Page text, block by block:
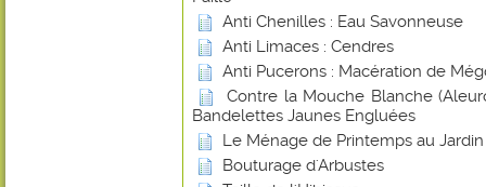
Anti Chenilles : Eau Savonneuse
Anti Limaces : Cendres
Anti Pucerons : Macération de
Contre la Mouche Blanche
Bandelettes Jaunes Engluées
Le Ménage de Printemps au Jardin
Bouturage d'Arbustes